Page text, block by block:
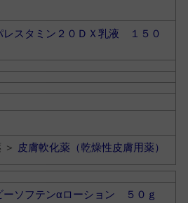
レスタミン２０ＤＸ乳液 １５０
＞ 皮膚軟化薬（乾燥性皮膚用薬）
ーソフテンαローション ５０ｇ